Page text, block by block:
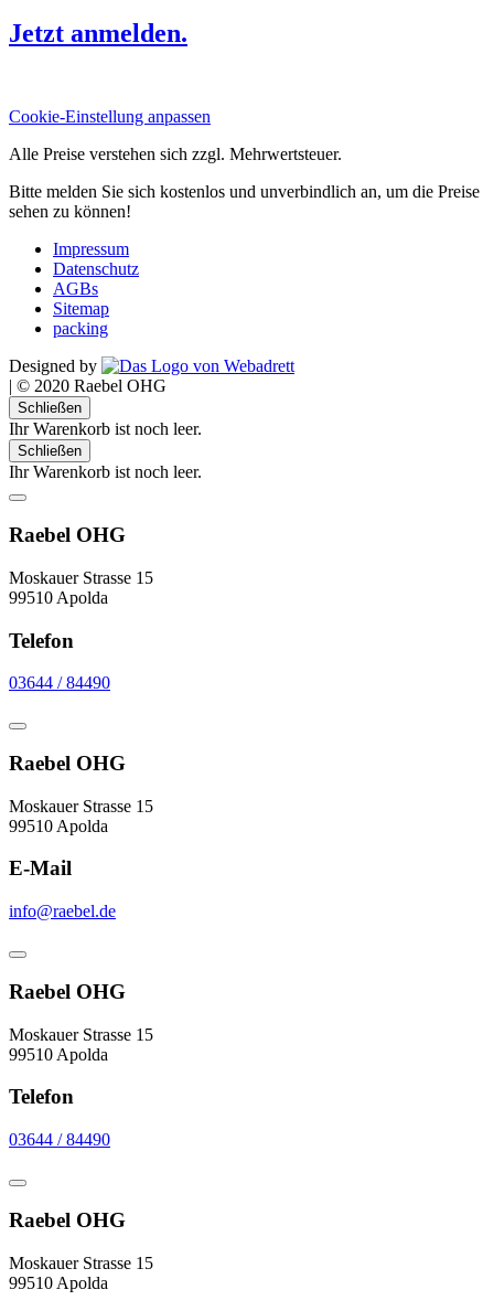
Jetzt anmelden.
Cookie-Einstellung anpassen
Alle Preise verstehen sich zzgl. Mehrwertsteuer.
Bitte melden Sie sich kostenlos und unverbindlich an, um die Preise
sehen zu können!
Impressum
Datenschutz
AGBs
Sitemap
packing
Designed by
| © 2020 Raebel OHG
Schließen
Ihr Warenkorb ist noch leer.
Schließen
Ihr Warenkorb ist noch leer.
Raebel OHG
Moskauer Strasse 15
99510 Apolda
Telefon
03644 / 84490
Raebel OHG
Moskauer Strasse 15
99510 Apolda
E-Mail
info@raebel.de
Raebel OHG
Moskauer Strasse 15
99510 Apolda
Telefon
03644 / 84490
Raebel OHG
Moskauer Strasse 15
99510 Apolda